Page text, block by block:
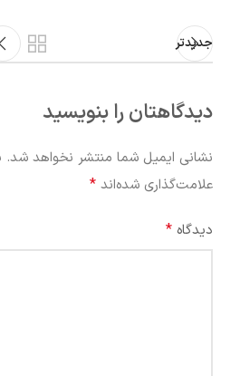
جدیدتر
دیدگاهتان را بنویسید
نشانی ایمیل شما منتشر نخواهد شد.
علامت‌گذاری شده‌اند *
دیدگاه *